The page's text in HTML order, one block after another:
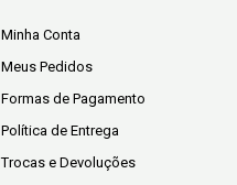
Minha Conta
Meus Pedidos
Formas de Pagamento
Política de Entrega
Trocas e Devoluções